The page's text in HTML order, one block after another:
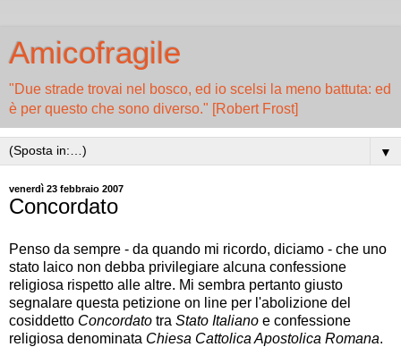
Amicofragile
"Due strade trovai nel bosco, ed io scelsi la meno battuta: ed
è per questo che sono diverso." [Robert Frost]
▼
venerdì 23 febbraio 2007
Concordato
Penso da sempre - da quando mi ricordo, diciamo - che uno
stato laico non debba privilegiare alcuna confessione
religiosa rispetto alle altre. Mi sembra pertanto giusto
segnalare questa petizione on line per l'abolizione del
cosiddetto Concordato tra Stato Italiano e confessione
religiosa denominata Chiesa Cattolica Apostolica Romana.